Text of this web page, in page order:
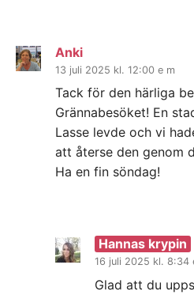
Anki
13 juli 2025 kl. 12:00 e m
Tack för den härliga
Grännabesöket! En
Lasse levde och vi
att återse den genom
Ha en fin söndag!
Hannas krypin
16 juli 2025 kl. 8:34
Glad att du